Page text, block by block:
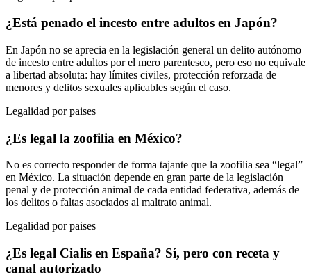
¿Está penado el incesto entre adultos en Japón?
En Japón no se aprecia en la legislación general un delito autónomo
de incesto entre adultos por el mero parentesco, pero eso no equivale
a libertad absoluta: hay límites civiles, protección reforzada de
menores y delitos sexuales aplicables según el caso.
Legalidad por paises
¿Es legal la zoofilia en México?
No es correcto responder de forma tajante que la zoofilia sea “legal”
en México. La situación depende en gran parte de la legislación
penal y de protección animal de cada entidad federativa, además de
los delitos o faltas asociados al maltrato animal.
Legalidad por paises
¿Es legal Cialis en España? Sí, pero con receta y
canal autorizado